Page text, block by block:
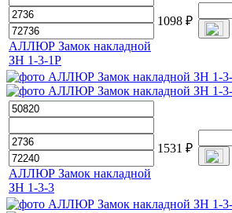
АЛЛЮР Замок накладной
ЗН 1-3-1Р
1098 ₽
АЛЛЮР Замок накладной
ЗН 1-3-3
1531 ₽